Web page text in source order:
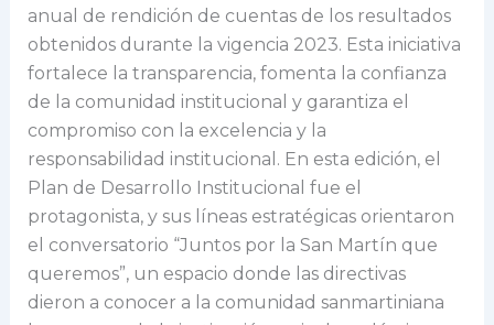
anual de rendición de cuentas de los resultados
obtenidos durante la vigencia 2023. Esta iniciativa
fortalece la transparencia, fomenta la confianza
de la comunidad institucional y garantiza el
compromiso con la excelencia y la
responsabilidad institucional. En esta edición, el
Plan de Desarrollo Institucional fue el
protagonista, y sus líneas estratégicas orientaron
el conversatorio “Juntos por la San Martín que
queremos”, un espacio donde las directivas
dieron a conocer a la comunidad sanmartiniana